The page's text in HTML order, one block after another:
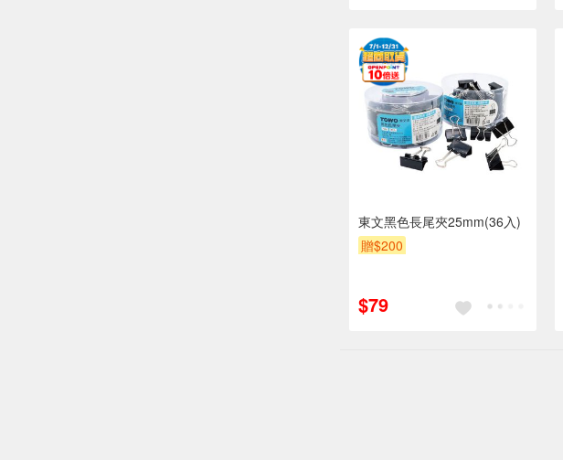
東文黑色長尾夾25mm(36入)
贈$200
$79